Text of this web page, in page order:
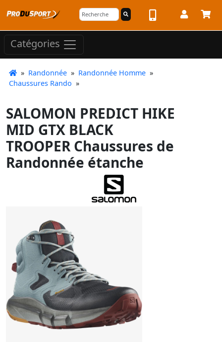
Catégories
» Randonnée » Randonnée Homme »
Chaussures Rando »
SALOMON PREDICT HIKE
MID GTX BLACK
TROOPER Chaussures de
Randonnée étanche